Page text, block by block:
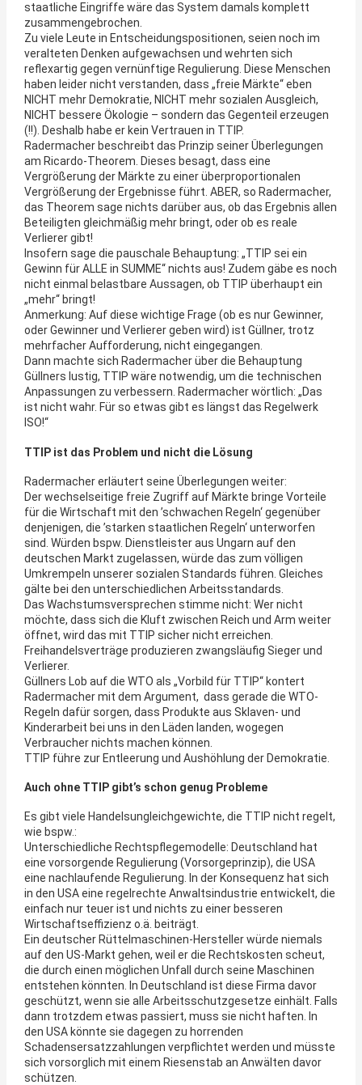
staatliche Eingriffe wäre das System damals komplett
zusammengebrochen.
Zu viele Leute in Entscheidungspositionen, seien noch im
veralteten Denken aufgewachsen und wehrten sich
reflexartig gegen vernünftige Regulierung. Diese Menschen
haben leider nicht verstanden, dass „freie Märkte“ eben
NICHT mehr Demokratie, NICHT mehr sozialen Ausgleich,
NICHT bessere Ökologie – sondern das Gegenteil erzeugen
(!!). Deshalb habe er kein Vertrauen in TTIP.
Radermacher beschreibt das Prinzip seiner Überlegungen
am Ricardo-Theorem. Dieses besagt, dass eine
Vergrößerung der Märkte zu einer überproportionalen
Vergrößerung der Ergebnisse führt. ABER, so Radermacher,
das Theorem sage nichts darüber aus, ob das Ergebnis allen
Beteiligten gleichmäßig mehr bringt, oder ob es reale
Verlierer gibt!
Insofern sage die pauschale Behauptung: „TTIP sei ein
Gewinn für ALLE in SUMME“ nichts aus! Zudem gäbe es noch
nicht einmal belastbare Aussagen, ob TTIP überhaupt ein
„mehr“ bringt!
Anmerkung: Auf diese wichtige Frage (ob es nur Gewinner,
oder Gewinner und Verlierer geben wird) ist Güllner, trotz
mehrfacher Aufforderung, nicht eingegangen.
Dann machte sich Radermacher über die Behauptung
Güllners lustig, TTIP wäre notwendig, um die technischen
Anpassungen zu verbessern. Radermacher wörtlich: „Das
ist nicht wahr. Für so etwas gibt es längst das Regelwerk
ISO!“
TTIP ist das Problem und nicht die Lösung
Radermacher erläutert seine Überlegungen weiter:
Der wechselseitige freie Zugriff auf Märkte bringe Vorteile
für die Wirtschaft mit den ’schwachen Regeln‘ gegenüber
denjenigen, die ’starken staatlichen Regeln‘ unterworfen
sind. Würden bspw. Dienstleister aus Ungarn auf den
deutschen Markt zugelassen, würde das zum völligen
Umkrempeln unserer sozialen Standards führen. Gleiches
gälte bei den unterschiedlichen Arbeitsstandards.
Das Wachstumsversprechen stimme nicht: Wer nicht
möchte, dass sich die Kluft zwischen Reich und Arm weiter
öffnet, wird das mit TTIP sicher nicht erreichen.
Freihandelsverträge produzieren zwangsläufig Sieger und
Verlierer.
Güllners Lob auf die WTO als „Vorbild für TTIP“ kontert
Radermacher mit dem Argument, dass gerade die WTO-
Regeln dafür sorgen, dass Produkte aus Sklaven- und
Kinderarbeit bei uns in den Läden landen, wogegen
Verbraucher nichts machen können.
TTIP führe zur Entleerung und Aushöhlung der Demokratie.
Auch ohne TTIP gibt’s schon genug Probleme
Es gibt viele Handelsungleichgewichte, die TTIP nicht regelt,
wie bspw.:
Unterschiedliche Rechtspflegemodelle: Deutschland hat
eine vorsorgende Regulierung (Vorsorgeprinzip), die USA
eine nachlaufende Regulierung. In der Konsequenz hat sich
in den USA eine regelrechte Anwaltsindustrie entwickelt, die
einfach nur teuer ist und nichts zu einer besseren
Wirtschaftseffizienz o.ä. beiträgt.
Ein deutscher Rüttelmaschinen-Hersteller würde niemals
auf den US-Markt gehen, weil er die Rechtskosten scheut,
die durch einen möglichen Unfall durch seine Maschinen
entstehen könnten. In Deutschland ist diese Firma davor
geschützt, wenn sie alle Arbeitsschutzgesetze einhält. Falls
dann trotzdem etwas passiert, muss sie nicht haften. In
den USA könnte sie dagegen zu horrenden
Schadensersatzzahlungen verpflichtet werden und müsste
sich vorsorglich mit einem Riesenstab an Anwälten davor
schützen.